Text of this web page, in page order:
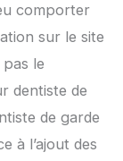
comporter
sur le site
le
dentiste de
de garde
à l’ajout des